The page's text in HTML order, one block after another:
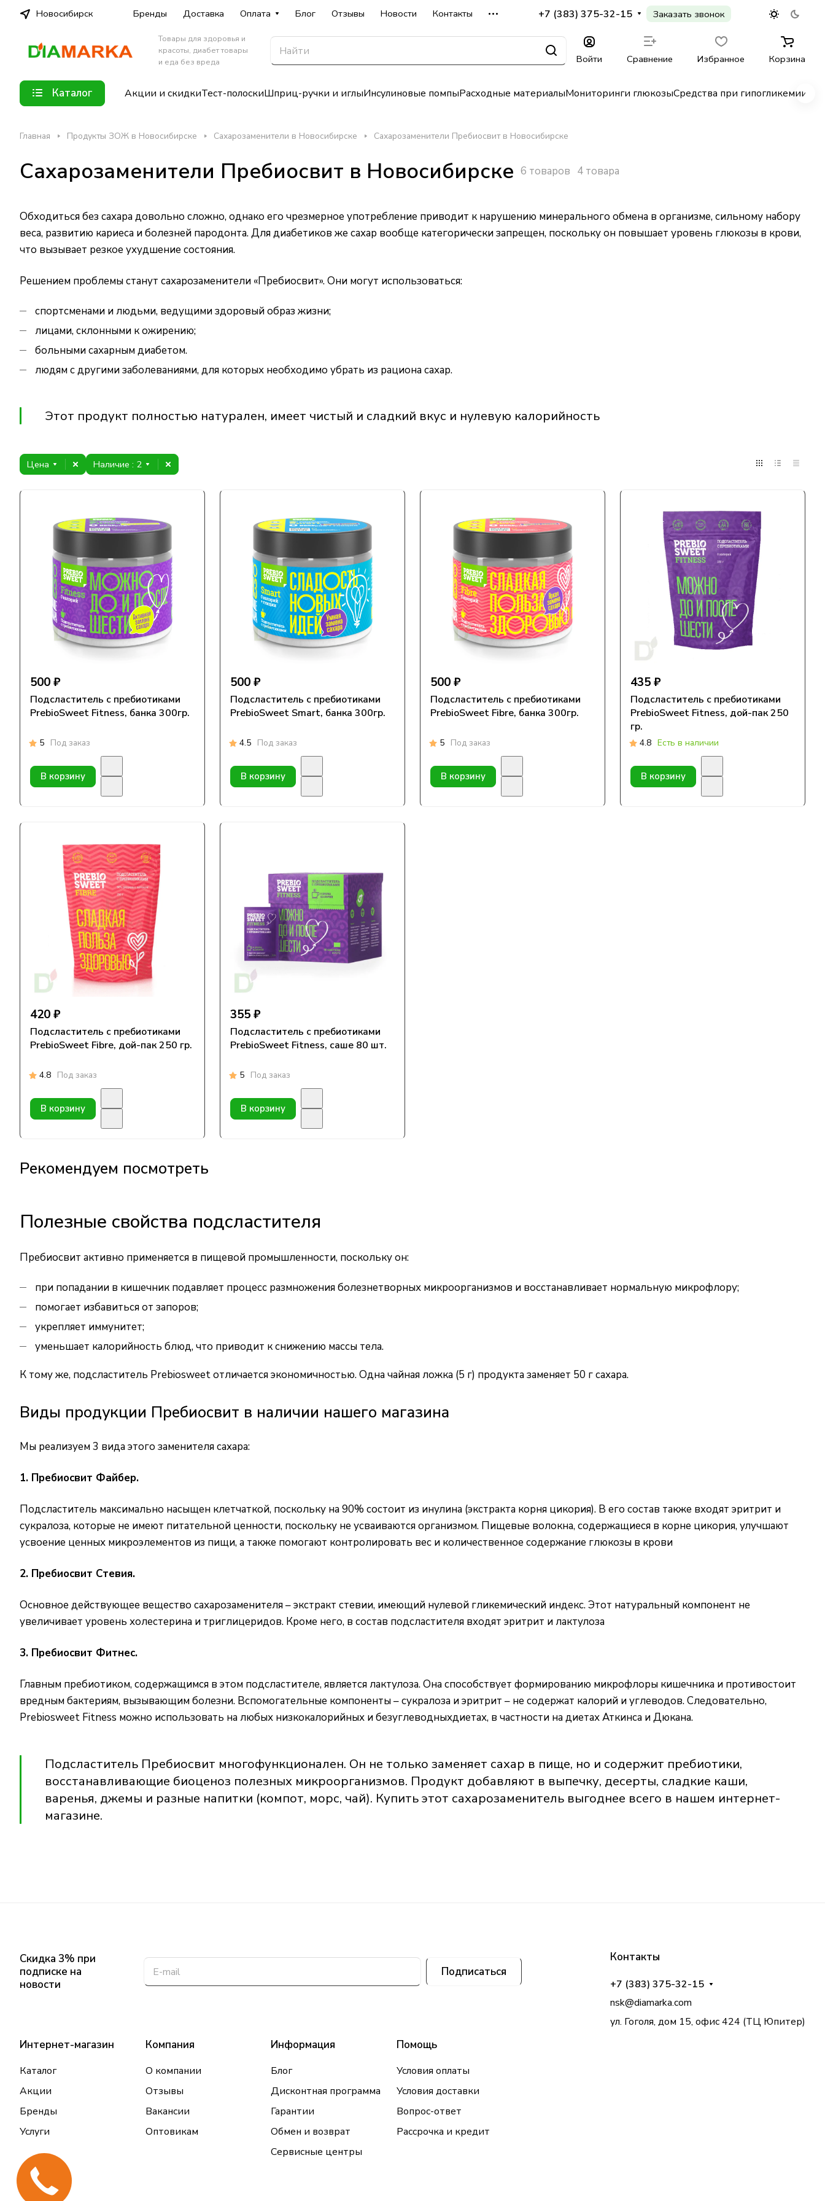
Новосибирск Бренды Доставка Оплата Блог Отзывы Новости Контакты +7 (383) 375-32-15 Заказать звонок
Товары для здоровья и
красоты, диабет товары
и еда без вреда
Войти Сравнение Избранное Корзина
Каталог Акции и скидкиТест-полоскиШприц-ручки и иглыИнсулиновые помпыРасходные материалыМониторинги глюкозыСредства при гипогликемии
Главная Продукты ЗОЖ в Новосибирске Сахарозаменители в Новосибирске Сахарозаменители Пребиосвит в Новосибирске
Сахарозаменители Пребиосвит в Новосибирске 6 товаров 4 товара
Обходиться без сахара довольно сложно, однако его чрезмерное употребление приводит к нарушению минерального обмена в организме, сильному набору
веса, развитию кариеса и болезней пародонта. Для диабетиков же сахар вообще категорически запрещен, поскольку он повышает уровень глюкозы в крови,
что вызывает резкое ухудшение состояния.
Решением проблемы станут сахарозаменители «Пребиосвит». Они могут использоваться:
спортсменами и людьми, ведущими здоровый образ жизни;
лицами, склонными к ожирению;
больными сахарным диабетом.
людям с другими заболеваниями, для которых необходимо убрать из рациона сахар.
Этот продукт полностью натурален, имеет чистый и сладкий вкус и нулевую калорийность
Цена Наличие : 2
500 ₽
Подсластитель с пребиотиками
PrebioSweet Fitness, банка 300гр.
5 Под заказ
В корзину
500 ₽
Подсластитель с пребиотиками
PrebioSweet Smart, банка 300гр.
4.5 Под заказ
В корзину
500 ₽
Подсластитель с пребиотиками
PrebioSweet Fibre, банка 300гр.
5 Под заказ
В корзину
435 ₽
Подсластитель с пребиотиками
PrebioSweet Fitness, дой-пак 250
гр.
4.8 Есть в наличии
В корзину
420 ₽
Подсластитель с пребиотиками
PrebioSweet Fibre, дой-пак 250 гр.
4.8 Под заказ
В корзину
355 ₽
Подсластитель с пребиотиками
PrebioSweet Fitness, саше 80 шт.
5 Под заказ
В корзину
Рекомендуем посмотреть
Полезные свойства подсластителя
Пребиосвит активно применяется в пищевой промышленности, поскольку он:
при попадании в кишечник подавляет процесс размножения болезнетворных микроорганизмов и восстанавливает нормальную микрофлору;
помогает избавиться от запоров;
укрепляет иммунитет;
уменьшает калорийность блюд, что приводит к снижению массы тела.
К тому же, подсластитель Prebiosweet отличается экономичностью. Одна чайная ложка (5 г) продукта заменяет 50 г сахара.
Виды продукции Пребиосвит в наличии нашего магазина
Мы реализуем 3 вида этого заменителя сахара:
1. Пребиосвит Файбер.
Подсластитель максимально насыщен клетчаткой, поскольку на 90% состоит из инулина (экстракта корня цикория). В его состав также входят эритрит и
сукралоза, которые не имеют питательной ценности, поскольку не усваиваются организмом. Пищевые волокна, содержащиеся в корне цикория, улучшают
усвоение ценных микроэлементов из пищи, а также помогают контролировать вес и количественное содержание глюкозы в крови
2. Пребиосвит Стевия.
Основное действующее вещество сахарозаменителя – экстракт стевии, имеющий нулевой гликемический индекс. Этот натуральный компонент не
увеличивает уровень холестерина и триглицеридов. Кроме него, в состав подсластителя входят эритрит и лактулоза
3. Пребиосвит Фитнес.
Главным пребиотиком, содержащимся в этом подсластителе, является лактулоза. Она способствует формированию микрофлоры кишечника и противостоит
вредным бактериям, вызывающим болезни. Вспомогательные компоненты – сукралоза и эритрит – не содержат калорий и углеводов. Следовательно,
Prebiosweet Fitness можно использовать на любых низкокалорийных и безуглеводныхдиетах, в частности на диетах Аткинса и Дюкана.
Подсластитель Пребиосвит многофункционален. Он не только заменяет сахар в пище, но и содержит пребиотики,
восстанавливающие биоценоз полезных микроорганизмов. Продукт добавляют в выпечку, десерты, сладкие каши,
варенья, джемы и разные напитки (компот, морс, чай). Купить этот сахарозаменитель выгоднее всего в нашем интернет-
магазине.
Скидка 3% при
подписке на
новости
Подписаться
Интернет-магазин
Каталог
Акции
Бренды
Услуги
Компания
О компании
Отзывы
Вакансии
Оптовикам
Информация
Блог
Дисконтная программа
Гарантии
Обмен и возврат
Сервисные центры
Помощь
Условия оплаты
Условия доставки
Вопрос-ответ
Рассрочка и кредит
Контакты
+7 (383) 375-32-15
nsk@diamarka.com
ул. Гоголя, дом 15, офис 424 (ТЦ Юпитер)
Закажи
звонок